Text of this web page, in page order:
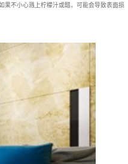
果不小心溅上柠檬汁或醋，可能会导致表面损